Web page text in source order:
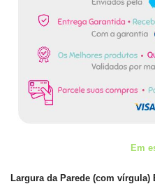
Em
Largura da Parede (com vírgula)